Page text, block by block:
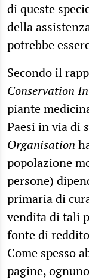
di queste
della
potrebbe
Secondo il
Conservation
piante
Paesi in via di
Organisation
popolazione
persone)
primaria di
vendita di tali
fonte di
Come spesso
pagine,